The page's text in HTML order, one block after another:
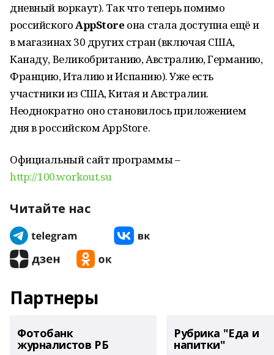
дневный воркаут). Так что теперь помимо
российскогоAppStore она стала доступна ещё и
в магазинах 30 других стран (включая США,
Канаду, Великобританию, Австралию, Германию,
Францию, Италию и Испанию). Уже есть
участники из США, Китая и Австралии.
Неоднократно оно становилось приложением
дня в российском AppStore.
Официальный сайт программы –
http://100.workout.su
Читайте нас
Партнеры
Фотобанк
журналистов РБ
Рубрика "Еда и
напитки"